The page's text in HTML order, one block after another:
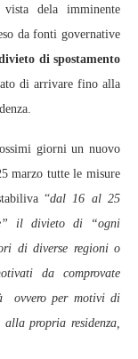
dela imminente
da fonti governative
di spostamento
di arrivare fino alla
giorni un nuovo
marzo tutte le misure
“dal 16 al 25
il divieto di “ogni
di diverse regioni o
da comprovate
ovvero per motivi di
propria residenza,